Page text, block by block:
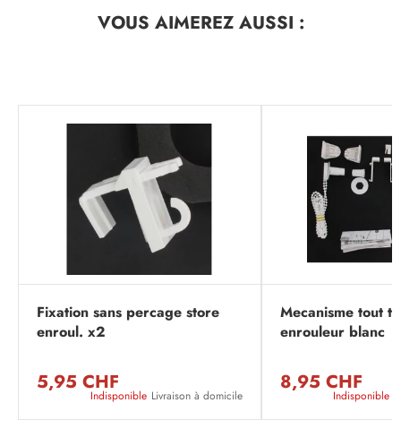
VOUS AIMEREZAUSSI :
Fixation sans percage store
enroul. x2
5,95 CHF
Indisponible Livraison à domicile
Mecanisme tout
enrouleur blanc
8,95 CHF
Indisponible